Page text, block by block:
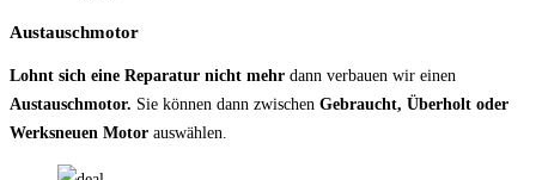
Austauschmotor
Lohnt sich eine Reparatur nicht mehr dann verbauen wir einen
Austauschmotor. Sie können dann zwischen Gebraucht, Überholt oder
Werksneuen Motor auswählen.